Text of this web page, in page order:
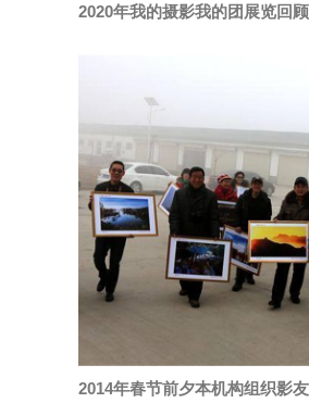
2020年我的摄影我的团展览回顾
2014年春节前夕本机构组织影